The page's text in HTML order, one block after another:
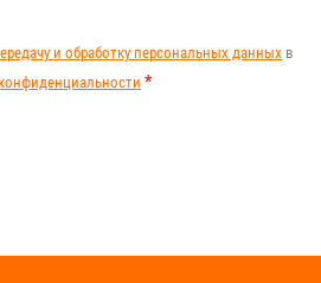
и обработку персональных данных в
*